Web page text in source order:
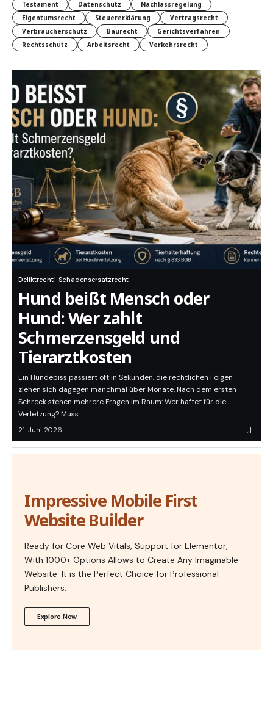
Testament
Datenschutz
Nachlassregelung
Eigentumsrecht
Steuererklärung
Vertragsrecht
Verbraucherschutz
Baurecht
Gerichtsverfahren
Rechtsschutz
Arbeitsrecht Verkehrsrecht
Deliktrecht Schadensersatzrecht
Hund beißt Mensch oder
Hund: Wer zahlt
Schmerzensgeld und
Tierarztkosten
Ein Hundebiss passiert oft in Sekunden, die rechtlichen Folgen
ziehen sich dagegen manchmal über Monate. Nach dem ersten
Schreck stehen mehrere Fragen im Raum: Wer haftet für die
Verletzung? Muss…
21. Juni 2026
Impressive Mobile First
Website Builder
Ready for Core Web Vitals, Support for Elementor,
With 1000+ Options Allows to Create Any Imaginable
Website. It is the Perfect Choice for Professional
Publishers.
Explore Now